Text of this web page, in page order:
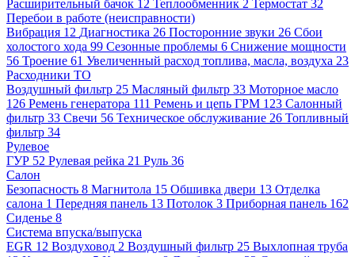
Расширительный бачок 12 Теплообменник 2 Термостат 32
Перебои в работе (неисправности)
Вибрация 12 Диагностика 26 Посторонние звуки 26 Сбои
холостого хода 99 Сезонные проблемы 6 Снижение мощности
56 Троение 61 Увеличенный расход топлива, масла, воздуха 23
Расходники ТО
Воздушный фильтр 25 Масляный фильтр 33 Моторное масло
126 Ремень генератора 111 Ремень и цепь ГРМ 123 Салонный
фильтр 33 Свечи 56 Техническое обслуживание 26 Топливный
фильтр 34
Рулевое
ГУР 52 Рулевая рейка 21 Руль 36
Салон
Безопасность 8 Магнитола 15 Обшивка двери 13 Отделка
салона 1 Передняя панель 13 Потолок 3 Приборная панель 162
Сиденье 8
Система впуска/выпуска
EGR 12 Воздуховод 2 Воздушный фильтр 25 Выхлопная труба